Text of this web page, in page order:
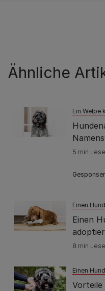
Ähnliche
Ein Welpe
5 min
Einen
Einen
8 min
Einen
Vorteile